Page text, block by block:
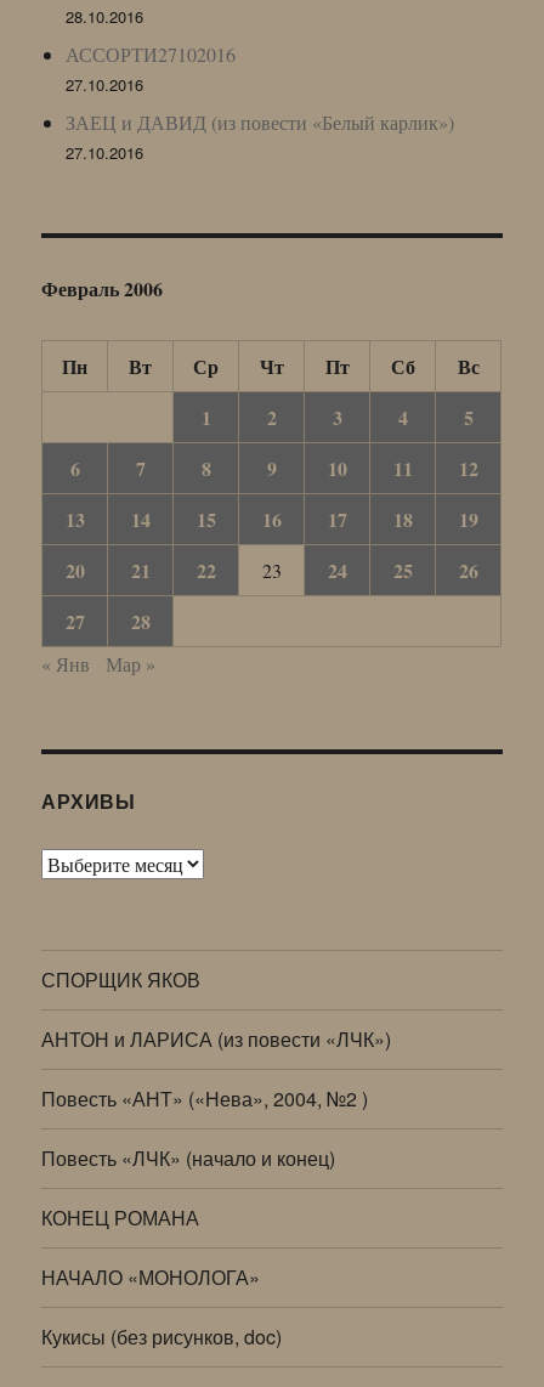
28.10.2016
АССОРТИ27102016
27.10.2016
ЗАЕЦ и ДАВИД (из повести «Белый карлик»)
27.10.2016
Февраль 2006
Пн Вт Ср Чт Пт Сб
Вс
1
2 3 4
5
6
7 8 9 10 11
12
13
14 15 16 17 18
19
20
21 22 23 24 25
26
27
28
« Янв Мар »
АРХИВЫ
Архивы
СПОРЩИК ЯКОВ
АНТОН и ЛАРИСА (из повести «ЛЧК»)
Повесть «АНТ» («Нева», 2004, №2 )
Повесть «ЛЧК» (начало и конец)
КОНЕЦ РОМАНА
НАЧАЛО «МОНОЛОГА»
Кукисы (без рисунков, doc)